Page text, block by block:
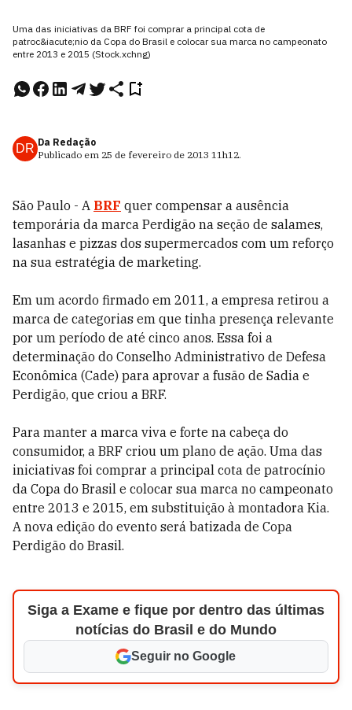
Uma das iniciativas da BRF foi comprar a principal cota de
patroc&iacute;nio da Copa do Brasil e colocar sua marca no campeonato
entre 2013 e 2015 (Stock.xchng)
DR Da Redação
Publicado em 25 de fevereiro de 2013 11h12.
São Paulo - A BRF quer compensar a ausência
temporária da marca Perdigão na seção de salames,
lasanhas e pizzas dos supermercados com um reforço
na sua estratégia de marketing.
Em um acordo firmado em 2011, a empresa retirou a
marca de categorias em que tinha presença relevante
por um período de até cinco anos. Essa foi a
determinação do Conselho Administrativo de Defesa
Econômica (Cade) para aprovar a fusão de Sadia e
Perdigão, que criou a BRF.
Para manter a marca viva e forte na cabeça do
consumidor, a BRF criou um plano de ação. Uma das
iniciativas foi comprar a principal cota de patrocínio
da Copa do Brasil e colocar sua marca no campeonato
entre 2013 e 2015, em substituição à montadora Kia.
A nova edição do evento será batizada de Copa
Perdigão do Brasil.
Siga a Exame e fique por dentro das últimas
notícias do Brasil e do Mundo
Seguir no Google